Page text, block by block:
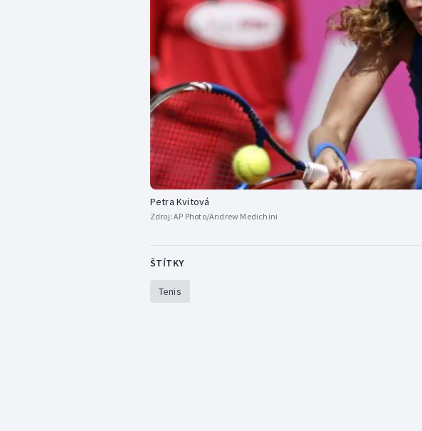
Petra Kvitová
Zdroj:AP Photo/Andrew Medichini
ŠTÍTKY
Tenis